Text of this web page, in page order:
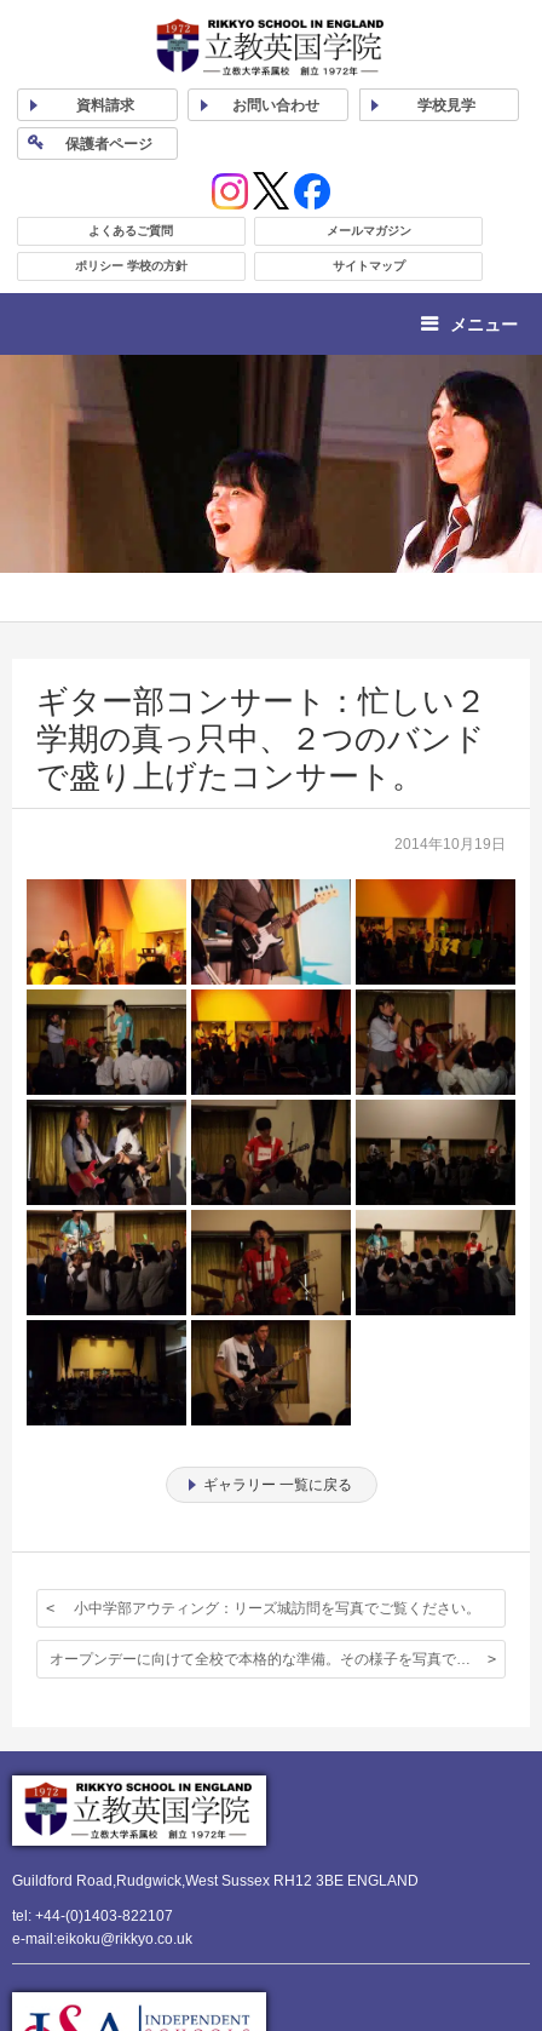
資料請求 お問い合わせ 学校見学
保護者ページ
よくあるご質問 メールマガジン
ポリシー 学校の方針 サイトマップ
メニュー
ギター部コンサート：忙しい２
学期の真っ只中、２つのバンド
で盛り上げたコンサート。
2014年10月19日
ギャラリー 一覧に戻る
小中学部アウティング：リーズ城訪問を写真でご覧ください。
オープンデーに向けて全校で本格的な準備。その様子を写真でお伝えします。
Guildford Road,Rudgwick,West Sussex RH12 3BE ENGLAND
tel: +44-(0)1403-822107
e-mail:eikoku@rikkyo.co.uk